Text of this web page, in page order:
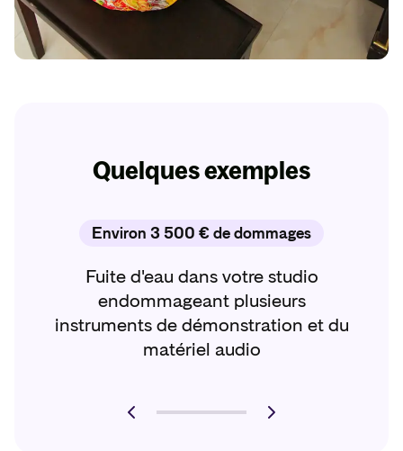
Quelques exemples
Environ 3 500 € de dommages
Fuite d'eau dans votre studio
endommageant plusieurs
instruments de démonstration et du
matériel audio